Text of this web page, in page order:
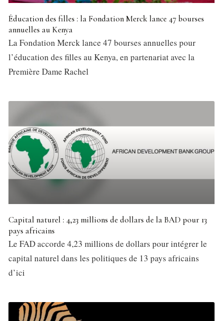
Éducation des filles : la Fondation Merck lance 47 bourses
annuelles au Kenya
La Fondation Merck lance 47 bourses annuelles pour
l’éducation des filles au Kenya, en partenariat avec la
Première Dame Rachel
Capital naturel : 4,23 millions de dollars de la BAD pour 13
pays africains
Le FAD accorde 4,23 millions de dollars pour intégrer le
capital naturel dans les politiques de 13 pays africains
d’ici